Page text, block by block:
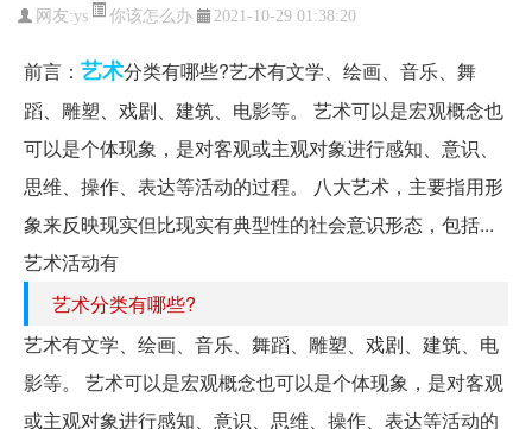
网友:ys 你该怎么办 2021-10-29 01:38:20
前言： 艺术分类有哪些?艺术有文学、绘画、音乐、舞
蹈、雕塑、戏剧、建筑、电影等。 艺术可以是宏观概念也
可以是个体现象，是对客观或主观对象进行感知、意识、
思维、操作、表达等活动的过程。 八大艺术，主要指用形
象来反映现实但比现实有典型性的社会意识形态，包括...
艺术活动有
艺术分类有哪些?
艺术有文学、绘画、音乐、舞蹈、雕塑、戏剧、建筑、电
影等。 艺术可以是宏观概念也可以是个体现象，是对客观
或主观对象进行感知、意识、思维、操作、表达等活动的